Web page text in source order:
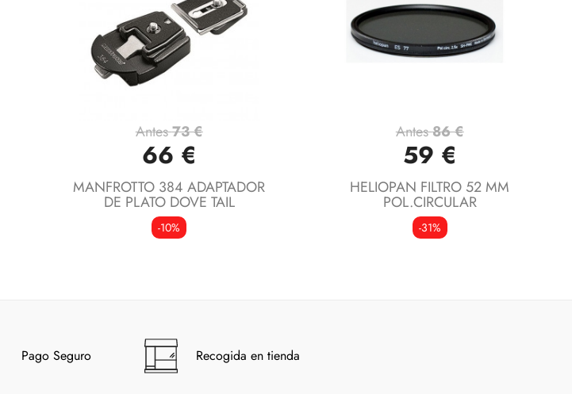
Vista rápida
Antes73 €
66 €
MANFROTTO 384 ADAPTADOR
DE PLATO DOVE TAIL
-10%
Vista rápida
Antes86 €
59 €
HELIOPAN FILTRO 52 MM
POL.CIRCULAR
-31%
Pago Seguro Recogida en tienda